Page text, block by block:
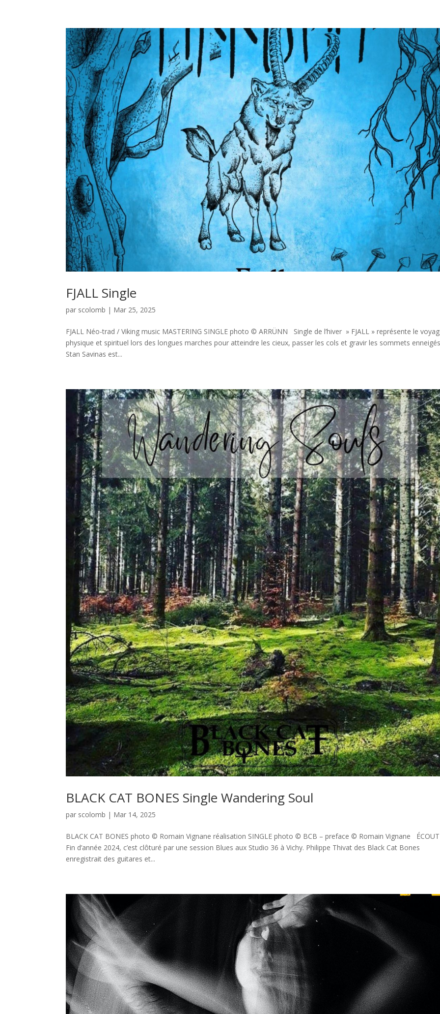
FJALL Single
par scolomb | Mar 25, 2025
FJALL Néo-trad / Viking music MASTERING SINGLE photo © ARRÜNN Single de l’hiver » FJALL » représente le
physique et spirituel lors des longues marches pour atteindre les cieux, passer les cols et gravir les sommets
Stan Savinas est...
BLACK CAT BONES Single Wandering Soul
par scolomb | Mar 14, 2025
BLACK CAT BONES photo © Romain Vignane réalisation SINGLE photo © BCB – preface © Romain Vignane
Fin d’année 2024, c’est clôturé par une session Blues aux Studio 36 à Vichy. Philippe Thivat des Black Cat Bones
enregistrait des guitares et...